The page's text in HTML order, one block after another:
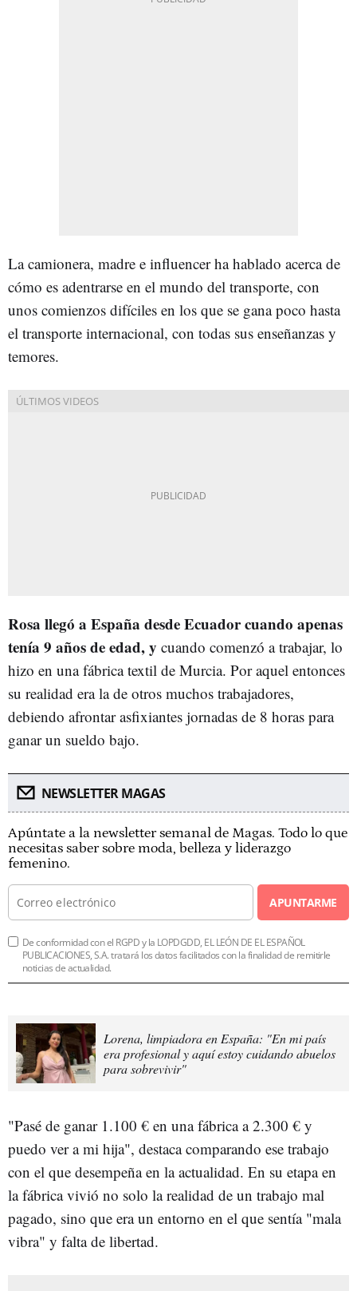
La camionera, madre e influencer ha hablado acerca de
cómo es adentrarse en el mundo del transporte, con
unos comienzos difíciles en los que se gana poco hasta
el transporte internacional, con todas sus enseñanzas y
temores.
Rosa llegó a España desde Ecuador cuando apenas
tenía 9 años de edad, y cuando comenzó a trabajar, lo
hizo en una fábrica textil de Murcia. Por aquel entonces
su realidad era la de otros muchos trabajadores,
debiendo afrontar asfixiantes jornadas de 8 horas para
ganar un sueldo bajo.
NEWSLETTER MAGAS
Apúntate a la newsletter semanal de Magas. Todo lo que
necesitas saber sobre moda, belleza y liderazgo
femenino.
APUNTARME
De conformidad con el RGPD y la LOPDGDD, EL LEÓN DE EL ESPAÑOL
PUBLICACIONES, S.A. tratará los datos facilitados con la finalidad de remitirle
noticias de actualidad.
Lorena, limpiadora en España: "En mi país
era profesional y aquí estoy cuidando abuelos
para sobrevivir"
"Pasé de ganar 1.100 € en una fábrica a 2.300 € y
puedo ver a mi hija", destaca comparando ese trabajo
con el que desempeña en la actualidad. En su etapa en
la fábrica vivió no solo la realidad de un trabajo mal
pagado, sino que era un entorno en el que sentía "mala
vibra" y falta de libertad.